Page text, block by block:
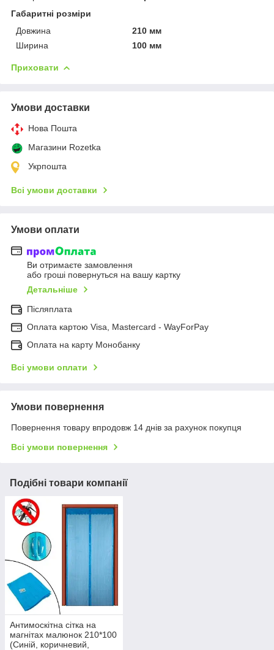
Габаритні розміри
Довжина
210 мм
Ширина
100 мм
Приховати
Умови доставки
Нова Пошта
Магазини Rozetka
Укрпошта
Всі умови доставки
Умови оплати
Ви отримаєте замовлення
або гроші повернуться на вашу картку
Детальніше
Післяплата
Оплата картою Visa, Mastercard - WayForPay
Оплата на карту Монобанку
Всі умови оплати
Умови повернення
Повернення товару впродовж 14 днів за рахунок покупця
Всі умови повернення
Подібні товари компанії
Антимоскітна сітка на
магнітах малюнок 210*100
(Синій, коричневий,